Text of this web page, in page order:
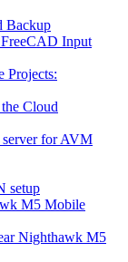
Backup
Input
Projects:
Cloud
for AVM
setup
M5 Mobile
Nighthawk M5